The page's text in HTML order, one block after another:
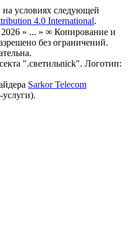
условиях следующей
4.0 International.
2026 » ... » ∞ Копирование и
без ограничений.
".светильnick". Логотип:
Sarkor Telecom
услуги).